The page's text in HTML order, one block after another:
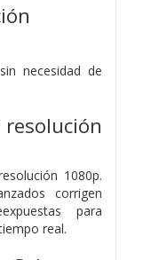
necesidad de
1080p.
corrigen
para
real.